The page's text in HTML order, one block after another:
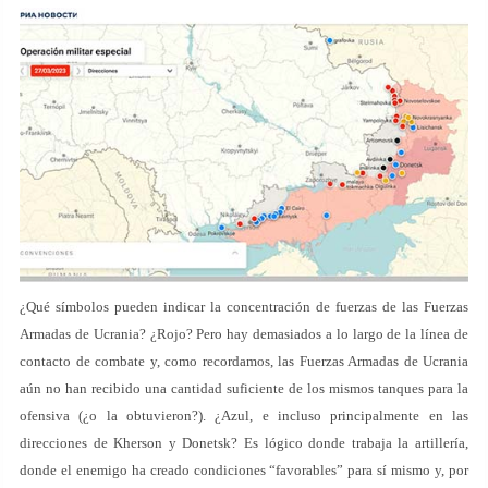
¿Qué símbolos pueden indicar la concentración de fuerzas de las Fuerzas
Armadas de Ucrania? ¿Rojo? Pero hay demasiados a lo largo de la línea de
contacto de combate y, como recordamos, las Fuerzas Armadas de Ucrania
aún no han recibido una cantidad suficiente de los mismos tanques para la
ofensiva (¿o la obtuvieron?). ¿Azul, e incluso principalmente en las
direcciones de Kherson y Donetsk? Es lógico donde trabaja la artillería,
donde el enemigo ha creado condiciones “favorables” para sí mismo y, por